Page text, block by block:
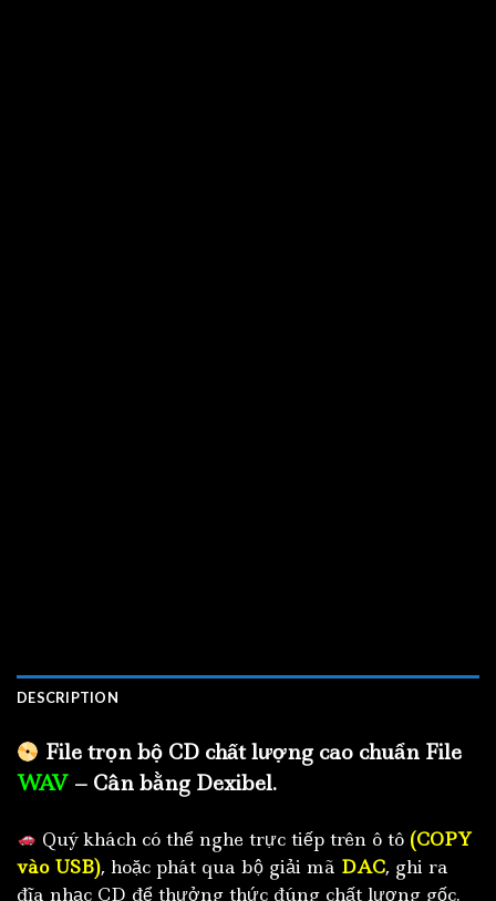
DESCRIPTION
File trọn bộ CD chất lượng cao chuẩn File
WAV – Cân bằng Dexibel.
Quý khách có thể nghe trực tiếp trên ô tô (COPY
vào USB), hoặc phát qua bộ giải mã DAC, ghi ra
đĩa nhạc CD để thưởng thức đúng chất lượng gốc.